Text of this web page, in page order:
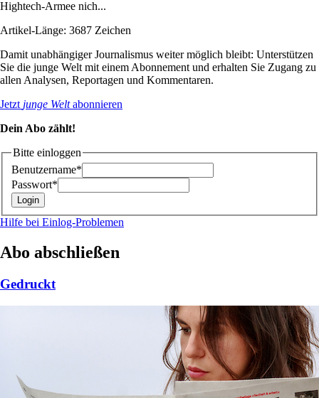
Hightech-Armee nich...
Artikel-Länge: 3687 Zeichen
Damit unabhängiger Journalismus weiter möglich bleibt: Unterstützen
Sie die junge Welt mit einem Abonnement und erhalten Sie Zugang zu
allen Analysen, Reportagen und Kommentaren.
Jetzt junge Weltabonnieren
Dein Abo zählt!
Bitte einloggen
Benutzername*
Passwort*
Hilfe bei Einlog-Problemen
Abo abschließen
Gedruckt